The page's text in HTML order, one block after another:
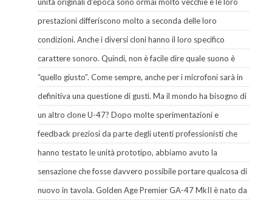
prestazioni differiscono molto a seconda delle loro
condizioni. Anche i diversi cloni hanno il loro specifico
carattere sonoro. Quindi, non è facile dire quale suono è
“quello giusto”. Come sempre, anche per i microfoni sarà in
definitiva una questione di gusti. Ma il mondo ha bisogno di
un altro clone U-47? Dopo molte sperimentazioni e
feedback preziosi da parte degli utenti professionisti che
hanno testato le unità prototipo, abbiamo avuto la
sensazione che fosse davvero possibile portare qualcosa di
nuovo in tavola. Golden Age Premier GA-47 MkII è nato da